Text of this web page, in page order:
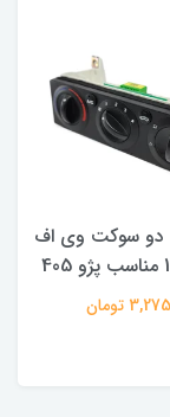
دو سوکت وی اف
تومان